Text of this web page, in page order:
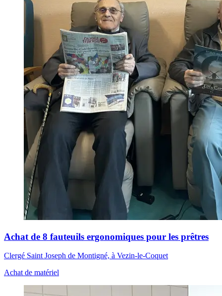
Achat de 8 fauteuils ergonomiques pour les prêtres
Clergé Saint Joseph de Montigné, à Vezin-le-Coquet
Achat de matériel